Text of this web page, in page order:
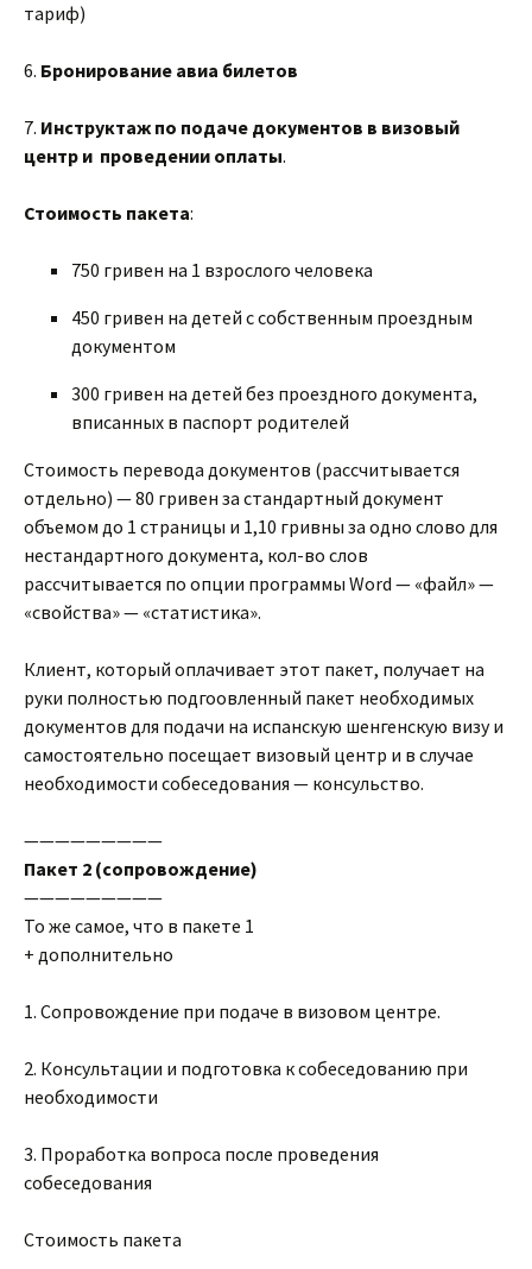
тариф)
6. Бронирование авиа билетов
7. Инструктаж по подаче документов в визовый
центр и проведении оплаты.
Стоимость пакета:
750 гривен на 1 взрослого человека
450 гривен на детей с собственным проездным
документом
300 гривен на детей без проездного документа,
вписанных в паспорт родителей
Стоимость перевода документов (рассчитывается
отдельно) — 80 гривен за стандартный документ
объемом до 1 страницы и 1,10 гривны за одно слово для
нестандартного документа, кол-во слов
рассчитывается по опции программы Word — «файл» —
«свойства» — «статистика».
Клиент, который оплачивает этот пакет, получает на
руки полностью подгоовленный пакет необходимых
документов для подачи на испанскую шенгенскую визу и
самостоятельно посещает визовый центр и в случае
необходимости собеседования — консульство.
—————————
Пакет 2 (сопровождение)
—————————
То же самое, что в пакете 1
+ дополнительно
1. Сопровождение при подаче в визовом центре.
2. Консультации и подготовка к собеседованию при
необходимости
3. Проработка вопроса после проведения
собеседования
Стоимость пакета